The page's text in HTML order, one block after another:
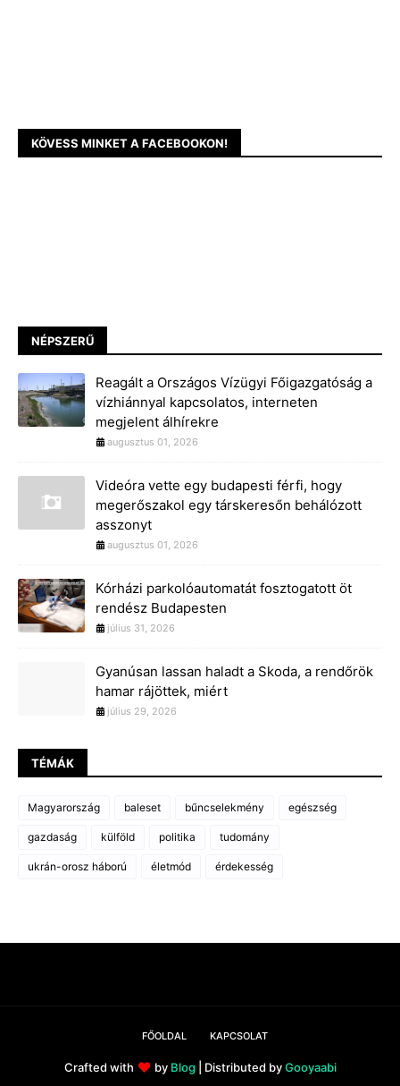
KÖVESS MINKET A FACEBOOKON!
NÉPSZERŰ
Reagált a Országos Vízügyi Főigazgatóság a
vízhiánnyal kapcsolatos, interneten
megjelent álhírekre
augusztus 01, 2026
Videóra vette egy budapesti férfi, hogy
megerőszakol egy társkeresőn behálózott
asszonyt
augusztus 01, 2026
Kórházi parkolóautomatát fosztogatott öt
rendész Budapesten
július 31, 2026
Gyanúsan lassan haladt a Skoda, a rendőrök
hamar rájöttek, miért
július 29, 2026
TÉMÁK
Magyarország baleset bűncselekmény egészség
gazdaság külföld politika tudomány
ukrán-orosz háború életmód érdekesség
FŐOLDAL KAPCSOLAT
Crafted with by Blog| Distributed byGooyaabi